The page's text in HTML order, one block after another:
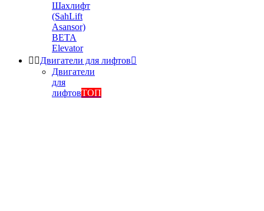
Шахлифт
(SahLift
Asansor)
BETA
Elevator
 Двигатели для лифтов
Двигатели
для
лифтовТОП